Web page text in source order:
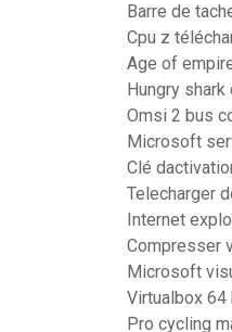
Barre de
Cpu z
Age of
Hungry
Omsi 2 bus
Microsoft
Clé
Telecharger
Internet
Compresser
Microsoft
Virtualbox
Pro cycling